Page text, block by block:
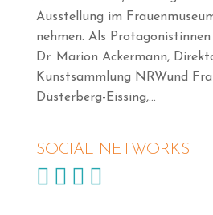
Ausstellung im
nehmen. Als
Dr. Marion Ackermann,
Kunstsammlung NRWund
Düsterberg-Eissing,...
SOCIAL NETWORKS
   